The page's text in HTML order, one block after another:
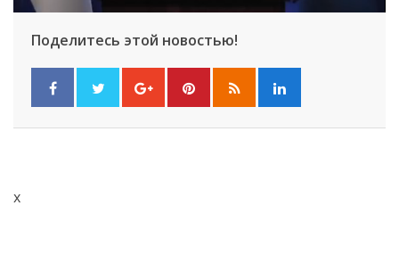
Искать
Поделитесь этой новостью!
x